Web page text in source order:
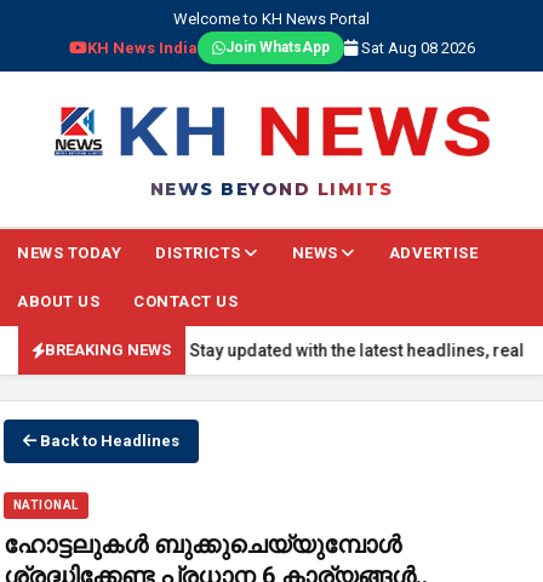
Welcome to KH News Portal
KH News India
Join WhatsApp Sat Aug 08 2026
NEWS BEYOND LIMITS
NEWS TODAY DISTRICTS NEWS ADVERTISE
ABOUT US CONTACT US
BREAKING NEWS
NEWS: Stay updated with the latest headlines, real-time
Back to Headlines
NATIONAL
ഹോട്ടലുകൾ ബുക്കുചെയ്യുമ്പോൾ